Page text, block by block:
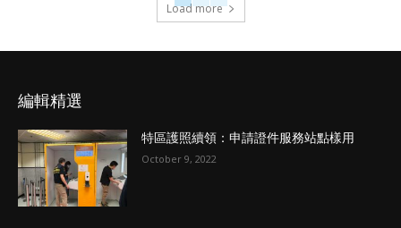
Load more
編輯精選
特區護照續領：申請證件服務站點樣用
October 9, 2022